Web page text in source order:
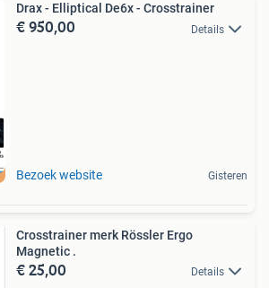
Drax - Elliptical De6x - Crosstrainer
€ 950,00 Details
Bezoek website Gisteren
Crosstrainer merk Rössler Ergo
Magnetic .
€ 25,00 Details